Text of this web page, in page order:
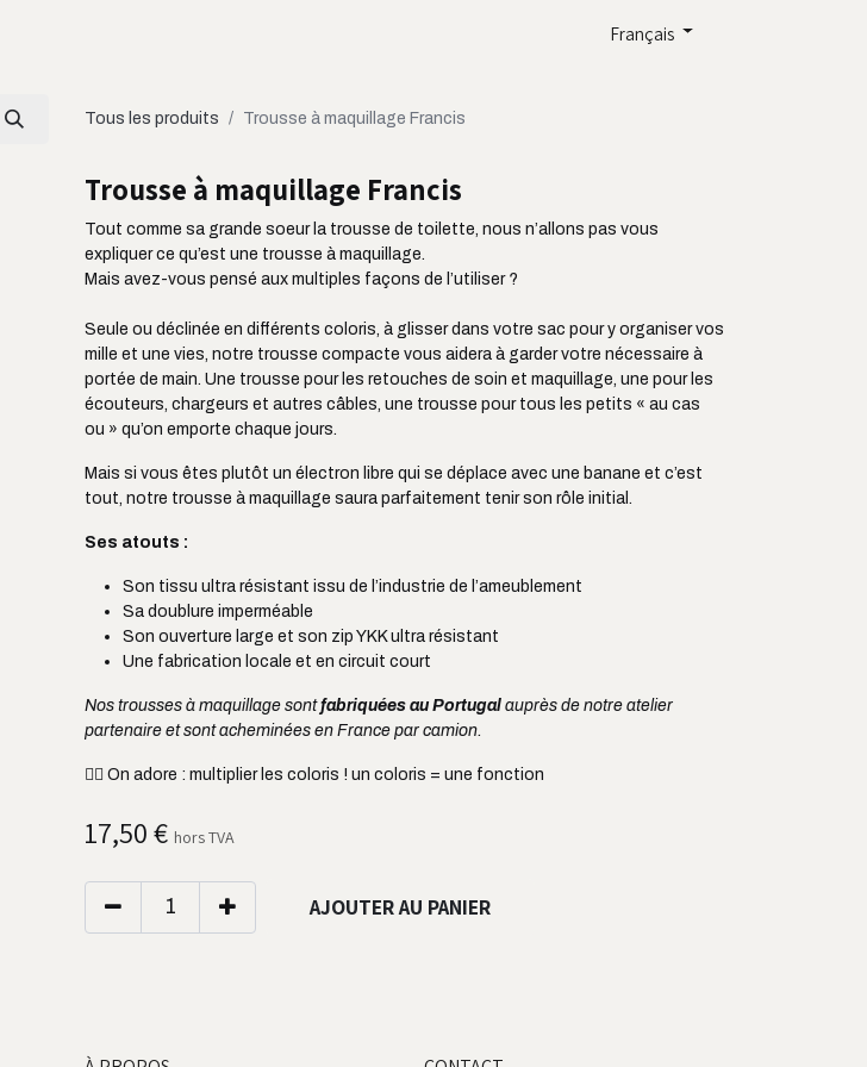
Français
Tous les produits Trousse à maquillage Francis
Trousse à maquillage Francis
Tout comme sa grande soeur la trousse de toilette, nous n’allons pas vous
expliquer ce qu’est une trousse à maquillage.
Mais avez-vous pensé aux multiples façons de l’utiliser ?
Seule ou déclinée en différents coloris, à glisser dans votre sac pour y organiser vos
mille et une vies, notre trousse compacte vous aidera à garder votre nécessaire à
portée de main. Une trousse pour les retouches de soin et maquillage, une pour les
écouteurs, chargeurs et autres câbles, une trousse pour tous les petits « au cas
ou » qu’on emporte chaque jours.
Mais si vous êtes plutôt un électron libre qui se déplace avec une banane et c’est
tout, notre trousse à maquillage saura parfaitement tenir son rôle initial.
Ses atouts :
Son tissu ultra résistant issu de l’industrie de l’ameublement
Sa doublure imperméable
Son ouverture large et son zip YKK ultra résistant
Une fabrication locale et en circuit court
Nos trousses à maquillage sontfabriquées au Portugal auprès de notre atelier
partenaire et sont acheminées en France par camion.
👌🏼 On adore : multiplier les coloris ! un coloris = une fonction
17,50€ hors TVA
AJOUTER AU PANIER